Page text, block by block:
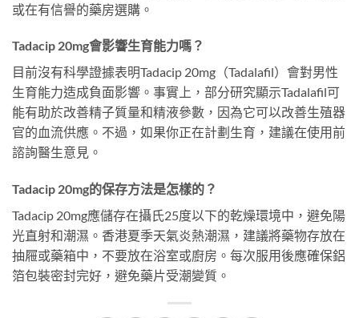
或在有信譽的藥房選購。
Tadacip 20mg會影響生育能力嗎？
目前沒有科學證據表明Tadacip 20mg（Tadalafil）會對男性
生育能力造成負面影響。事實上，部分研究顯示Tadalafil可
能有助於改善精子質量和精液參數，因為它可以改善生殖器
官的血流供應。不過，如果你正在計劃生育，建議在使用前
諮詢醫生意見。
Tadacip 20mg的保存方法是怎樣的？
Tadacip 20mg應儲存在攝氏25度以下的乾燥環境中，避免陽
光直射和潮濕。香港夏季天氣炎熱潮濕，建議將藥物存放在
抽屜或藥箱中，不要放在浴室或廚房。每次服用後應確保鋁
箔包裝密封完好，避免藥片受潮變質。